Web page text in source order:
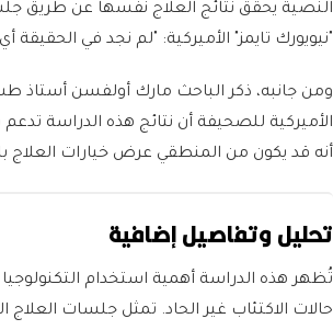
النصية يحقق نتائج العلاج نفسها عن طريق
"نيويورك تايمز" الأميركية: "لم نجد في الحقيقة
ومن جانبه، ذكر الباحث مارك أولفسن أستاذ
الأميركية للصحيفة أن نتائج هذه الدراسة
أنه قد يكون من المنطقي عرض خيارات العلاج
تحليل وتفاصيل إضافية
تُظهر هذه الدراسة أهمية استخدام
حالات الاكتئاب غير الحاد. تمثل جلسات العلاج